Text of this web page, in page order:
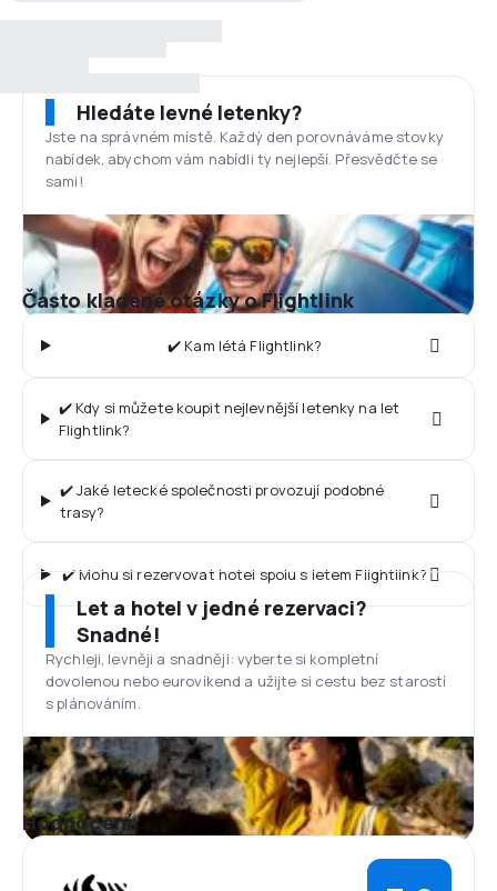
Hledáte levné letenky?
Jste na správném místě. Každý den porovnáváme stovky
nabídek, abychom vám nabídli ty nejlepší. Přesvědčte se
sami!
Často kladené otázky o Flightlink
✔️ Kam létá Flightlink?
✔️ Kdy si můžete koupit nejlevnější letenky na let
Flightlink?
✔️ Jaké letecké společnosti provozují podobné
trasy?
✔️ Mohu si rezervovat hotel spolu s letem Flightlink?
Let a hotel v jedné rezervaci?
Snadné!
Rychleji, levněji a snadněji: vyberte si kompletní
dovolenou nebo eurovíkend a užijte si cestu bez starostí
s plánováním.
Hodnocení